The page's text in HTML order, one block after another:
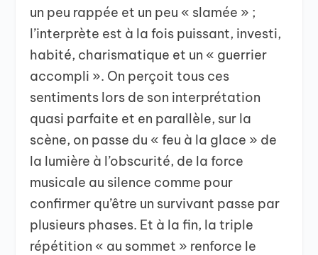
un peu rappée et un peu « slamée » ;
l’interprète est à la fois puissant, investi,
habité, charismatique et un « guerrier
accompli ». On perçoit tous ces
sentiments lors de son interprétation
quasi parfaite et en parallèle, sur la
scène, on passe du « feu à la glace » de
la lumière à l’obscurité, de la force
musicale au silence comme pour
confirmer qu’être un survivant passe par
plusieurs phases. Et à la fin, la triple
répétition « au sommet » renforce le